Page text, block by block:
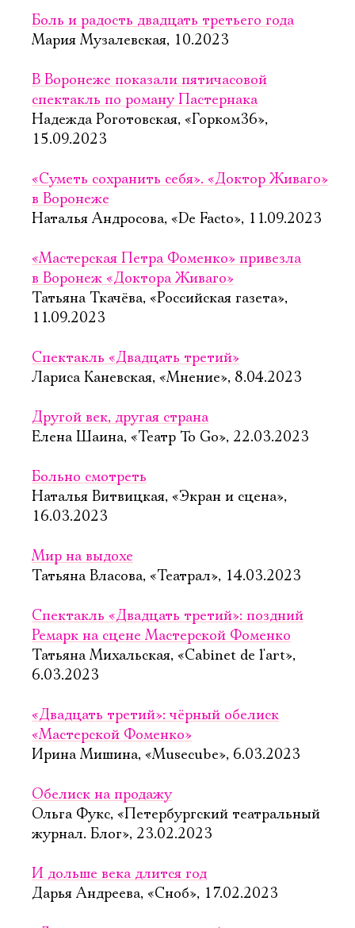
Боль и радость двадцать третьего года
Мария Музалевская, 10.2023
В Воронеже показали пятичасовой
спектакль по роману Пастернака
Надежда Роготовская, «Горком36»,
15.09.2023
«Суметь сохранить себя». «Доктор Живаго»
в Воронеже
Наталья Андросова, «De Facto», 11.09.2023
«Мастерская Петра Фоменко» привезла
в Воронеж «Доктора Живаго»
Татьяна Ткачёва, «Российская газета»,
11.09.2023
Спектакль «Двадцать третий»
Лариса Каневская, «Мнение», 8.04.2023
Другой век, другая страна
Елена Шаина, «Театр To Go», 22.03.2023
Больно смотреть
Наталья Витвицкая, «Экран и сцена»,
16.03.2023
Мир на выдохе
Татьяна Власова, «Театрал», 14.03.2023
Спектакль «Двадцать третий»: поздний
Ремарк на сцене Мастерской Фоменко
Татьяна Михальская, «Cabinet de l'art»,
6.03.2023
«Двадцать третий»: чёрный обелиск
«Мастерской Фоменко»
Ирина Мишина, «Musecube», 6.03.2023
Обелиск на продажу
Ольга Фукс, «Петербургский театральный
журнал. Блог», 23.02.2023
И дольше века длится год
Дарья Андреева, «Сноб», 17.02.2023